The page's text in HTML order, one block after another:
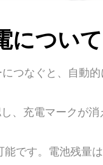
について
つなぐと、自動
、充電マークが
です。電池残量